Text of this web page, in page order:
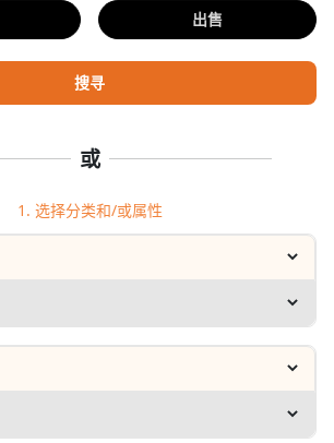
出售
搜寻
或
1. 选择分类和/或属性